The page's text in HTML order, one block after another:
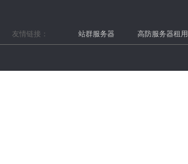
友情链接： 站群服务器 高防服务器租用